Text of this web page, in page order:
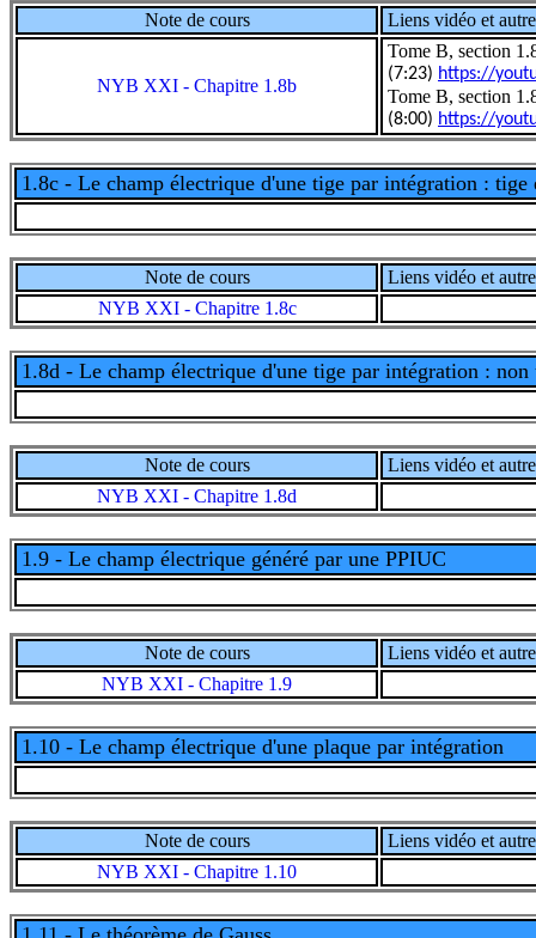
Note de cours Liens vidéo et
NYB XXI - Chapitre 1.8b
Tome B, section
(7:23) https://
Tome B, section
(8:00) https://
1.8c - Le champ électrique d'une tige par intégration : tige
Note de cours
Liens vidéo et
NYB XXI - Chapitre 1.8c
1.8d - Le champ électrique d'une tige par intégration :
Note de cours
Liens vidéo et
NYB XXI - Chapitre 1.8d
1.9 - Le champ électrique généré par une PPIUC
Note de cours
Liens vidéo et
NYB XXI - Chapitre 1.9
1.10 - Le champ électrique d'une plaque par intégration
Note de cours
Liens vidéo et
NYB XXI - Chapitre 1.10